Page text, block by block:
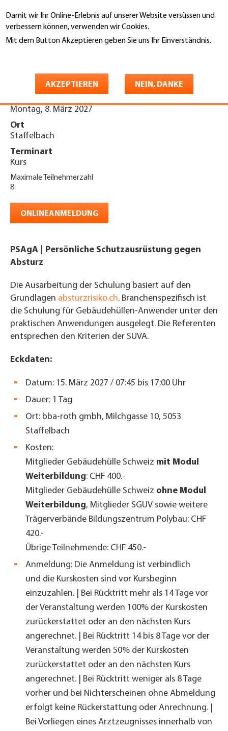
Damit wir Ihr Online-Erlebnis auf unserer Website versüssen und
verbessern können, verwenden wir Cookies.
Mit dem Button Akzeptieren geben Sie uns Ihr Einverständnis.
AKZEPTIEREN NEIN, DANKE
zum
Inhalt
Schulung PSAgA 2027
Montag, 8. März 2027
Ort
Staffelbach
Terminart
Kurs
Maximale Teilnehmerzahl
8
ONLINEANMELDUNG
PSAgA | Persönliche Schutzausrüstung gegen
Absturz
Die Ausarbeitung der Schulung basiert auf den
Grundlagen absturzrisiko.ch. Branchenspezifisch ist
die Schulung für Gebäudehüllen-Anwender unter den
praktischen Anwendungen ausgelegt. Die Referenten
entsprechen den Kriterien der SUVA.
Eckdaten:
Datum: 15. März 2027 / 07:45 bis 17:00 Uhr
Dauer: 1 Tag
Ort: bba-roth gmbh, Milchgasse 10, 5053
Staffelbach
Kosten:
Mitglieder Gebäudehülle Schweiz mit Modul
Weiterbildung: CHF 400.-
Mitglieder Gebäudehülle Schweiz ohne Modul
Weiterbildung, Mitglieder SGUV sowie weitere
Trägerverbände Bildungszentrum Polybau: CHF
420.-
Übrige Teilnehmende: CHF 450.-
Anmeldung: Die Anmeldung ist verbindlich
und die Kurskosten sind vor Kursbeginn
einzuzahlen. | Bei Rücktritt mehr als 14 Tage vor
der Veranstaltung werden 100% der Kurskosten
zurückerstattet oder an den nächsten Kurs
angerechnet. | Bei Rücktritt 14 bis 8 Tage vor der
Veranstaltung werden 50% der Kurskosten
zurückerstattet oder an den nächsten Kurs
angerechnet. | Bei Rücktritt weniger als 8 Tage
vorher und bei Nichterscheinen ohne Abmeldung
erfolgt keine Rückerstattung oder Anrechnung. |
Bei Vorliegen eines Arztzeugnisses innerhalb von